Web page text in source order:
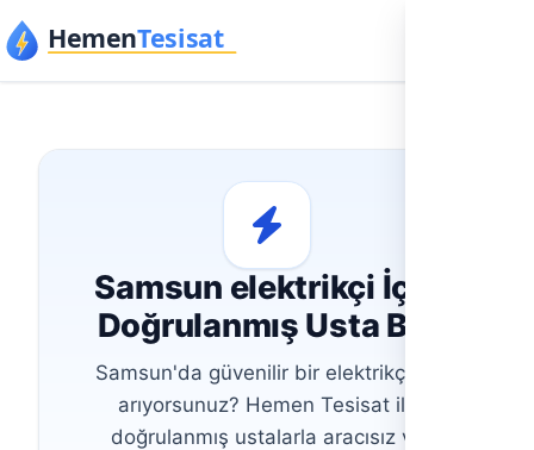
İçeriğe geç
Samsun elektrikçi İçin
Doğrulanmış Usta Bul
Samsun'da güvenilir bir elektrikçi mi
arıyorsunuz? Hemen Tesisat ile
doğrulanmış ustalarla aracısız ve